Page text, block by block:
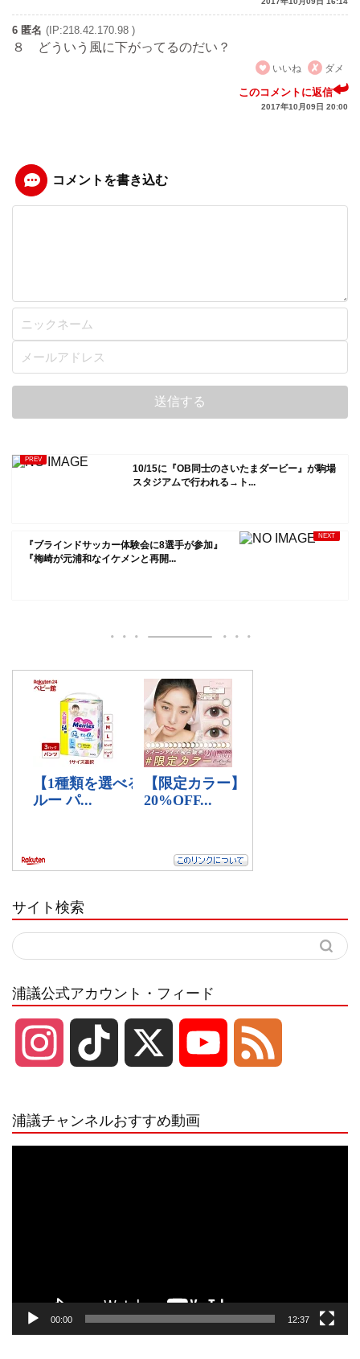
6 匿名 (IP:218.42.170.98 )
８ どういう風に下がってるのだい？
いいね
ダメ
このコメントに返信
2017年10月09日 20:00
コメントを書き込む
10/15に『OB同士のさいたまダービー』が駒場
スタジアムで行われる→ト...
『ブラインドサッカー体験会に8選手が参加』
『梅崎が元浦和なイケメンと再開...
サイト検索
浦議公式アカウント・フィード
r e
浦議チャンネルおすすめ動画
00:00 12:37